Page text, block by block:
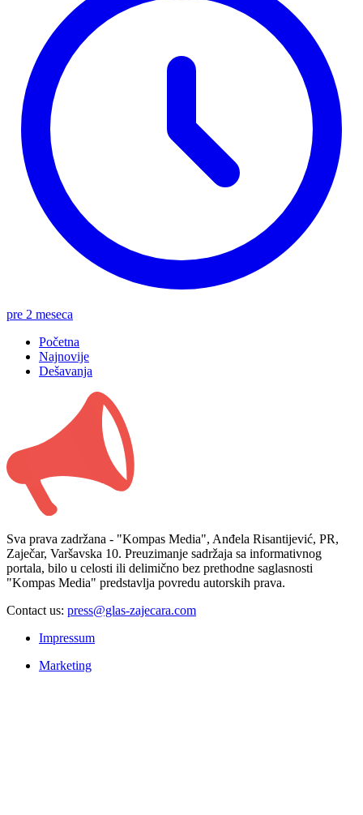
pre 2 meseca
Početna
Najnovije
Dešavanja
Sva prava zadržana - "Kompas Media", Anđela Risantijević, PR,
Zaječar, Varšavska 10. Preuzimanje sadržaja sa informativnog
portala, bilo u celosti ili delimično bez prethodne saglasnosti
"Kompas Media" predstavlja povredu autorskih prava.
Contact us: press@glas-zajecara.com
Impressum
Marketing